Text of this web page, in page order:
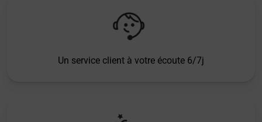
Un service client à votre écoute 6/7j